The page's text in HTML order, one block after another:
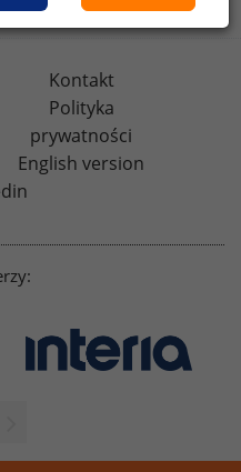
Kontakt
Polityka
prywatności
English version